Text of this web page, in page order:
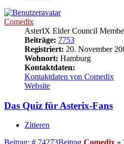
Comedix
AsterIX Elder Council
Beiträge: 7753
Registriert: 20. November
Wohnort: Hamburg
Kontaktdaten:
Kontaktdaten von Comedix
Website
Das Quiz für Asterix-Fans
Zitieren